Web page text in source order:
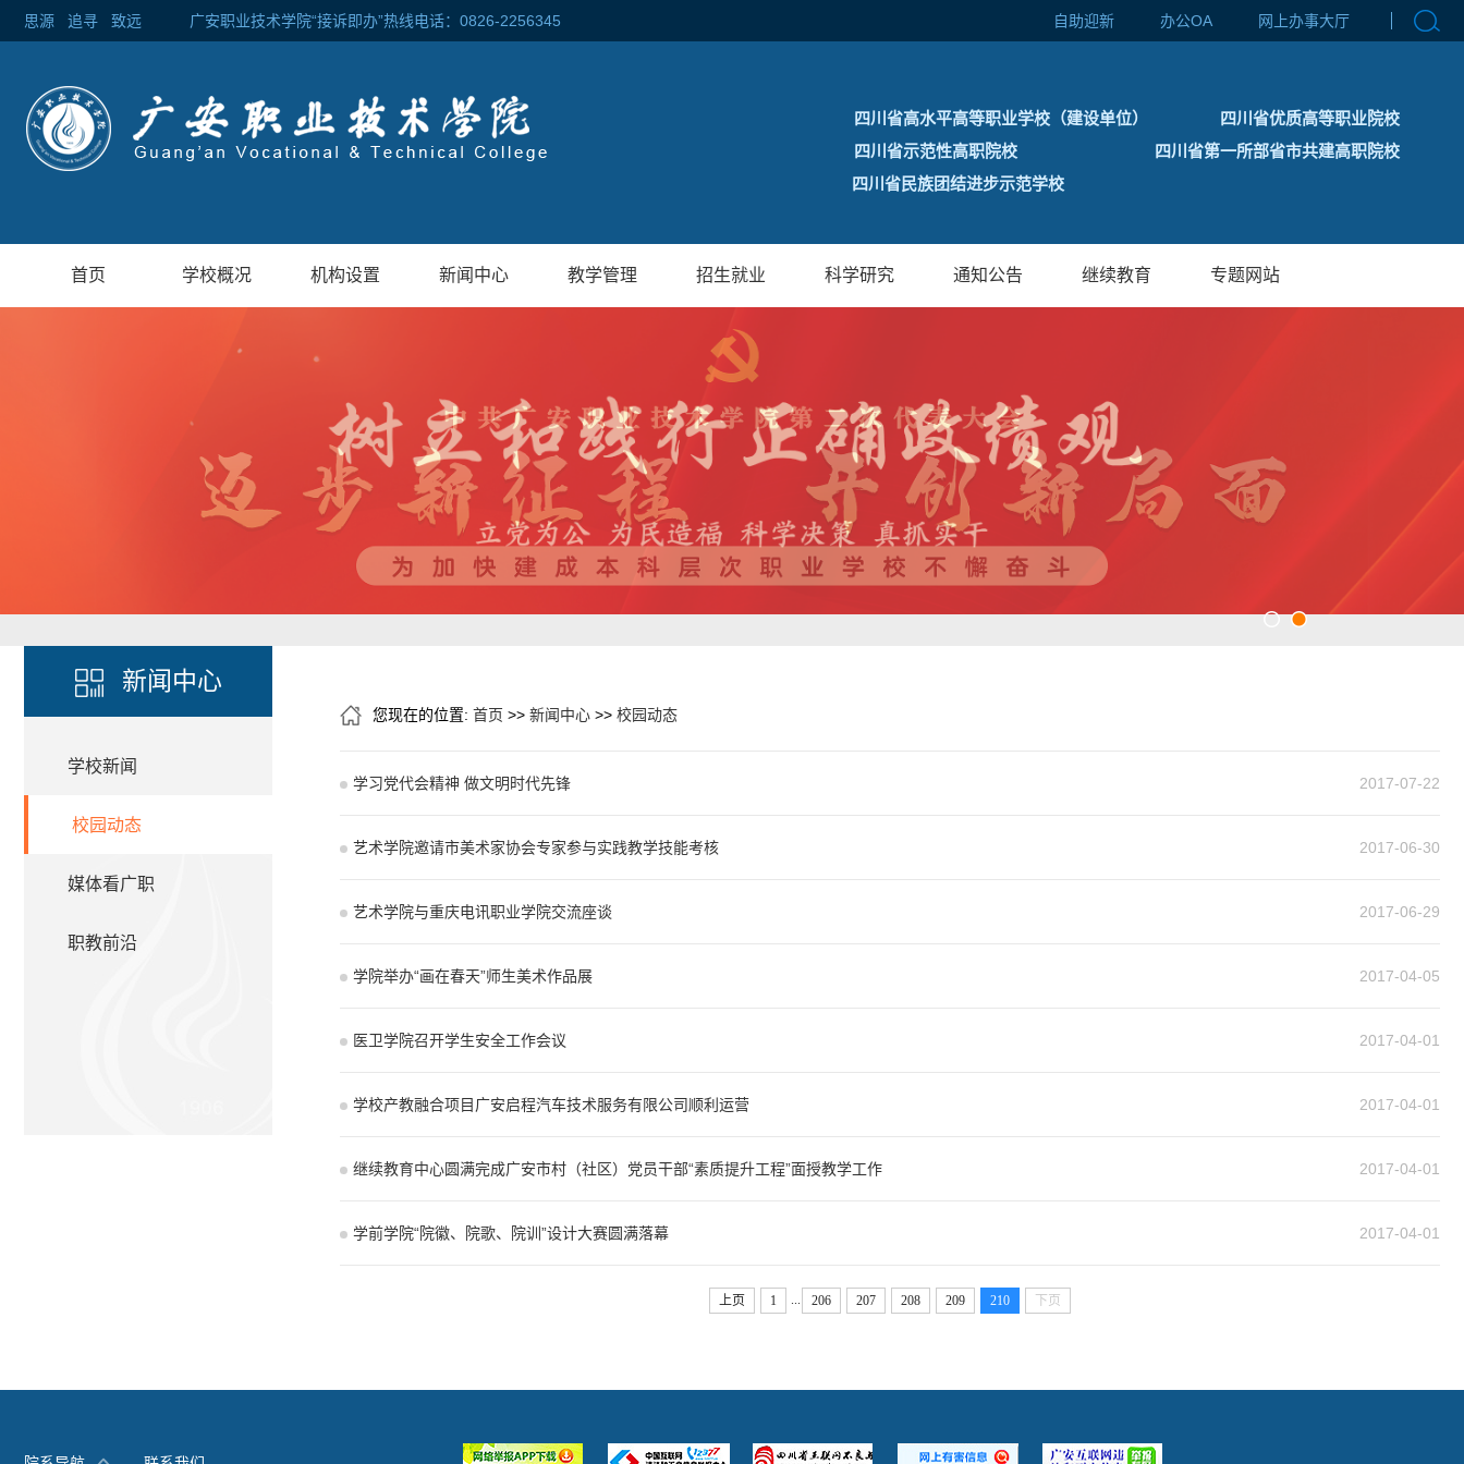
思源 追寻 致远 广安职业技术学院“接诉即办”热线电话：0826-2256345 自助迎新 办公OA 网上办事大厅
四川省高水平高等职业学校（建设单位）
四川省优质高等职业院校
四川省示范性高职院校
四川省第一所部省市共建高职院校
四川省民族团结进步示范学校
首页 学校概况 机构设置 新闻中心 教学管理 招生就业 科学研究 通知公告 继续教育 专题网站
新闻中心
学校新闻
校园动态
媒体看广职
职教前沿
您现在的位置: 首页 >> 新闻中心 >> 校园动态
2017-07-22
学习党代会精神 做文明时代先锋
2017-06-30
艺术学院邀请市美术家协会专家参与实践教学技能考核
2017-06-29
艺术学院与重庆电讯职业学院交流座谈
2017-04-05
学院举办“画在春天”师生美术作品展
2017-04-01
医卫学院召开学生安全工作会议
2017-04-01
学校产教融合项目广安启程汽车技术服务有限公司顺利运营
2017-04-01
继续教育中心圆满完成广安市村（社区）党员干部“素质提升工程”面授教学工作
2017-04-01
学前学院“院徽、院歌、院训”设计大赛圆满落幕
上页 1 206 207 208 209 210 下页